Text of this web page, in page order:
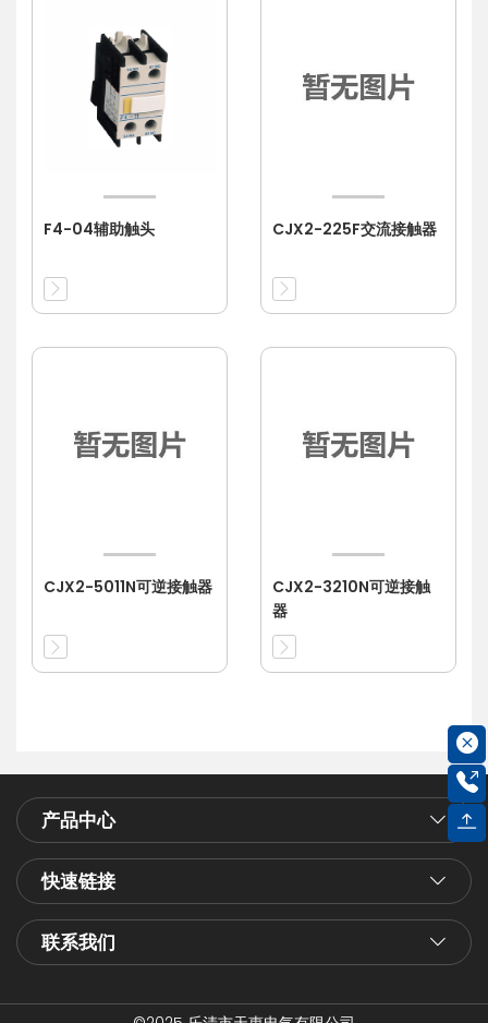
F4-04辅助触头 CJX2-225F交流接触器
CJX2-5011N可逆接触器
CJX2-3210N可逆接触
器
产品中心
快速链接
联系我们